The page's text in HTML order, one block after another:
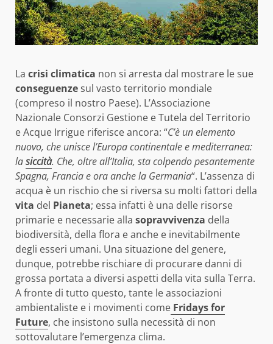
La crisi climatica non si arresta dal mostrare le sue
conseguenzesul vasto territorio mondiale
(compreso il nostro Paese). L’Associazione
Nazionale Consorzi Gestione e Tutela del Territorio
e Acque Irrigue riferisce ancora: “C’è un elemento
nuovo, che unisce l’Europa continentale e mediterranea:
lasiccità. Che, oltre all’Italia, sta colpendo pesantemente
Spagna, Francia e ora anche la Germania“. L’assenza di
acqua è un rischio che si riversa su molti fattori della
vita del Pianeta; essa infatti è una delle risorse
primarie e necessarie alla sopravvivenza della
biodiversità, della flora e anche e inevitabilmente
degli esseri umani. Una situazione del genere,
dunque, potrebbe rischiare di procurare danni di
grossa portata a diversi aspetti della vita sulla Terra.
A fronte di tutto questo, tante le associazioni
ambientaliste e i movimenti come Fridays for
Future, che insistono sulla necessità di non
sottovalutare l’emergenza clima.